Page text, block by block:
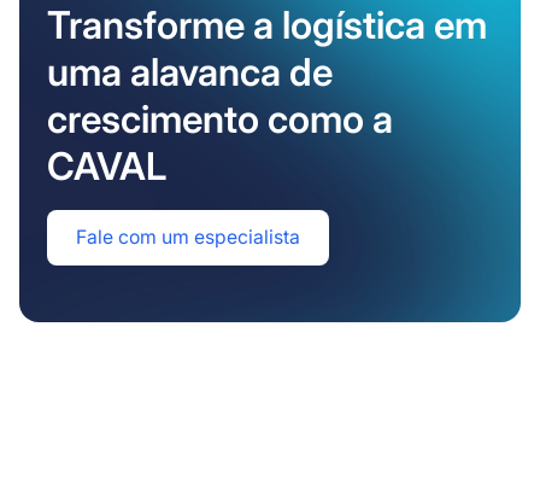
Transforme a logística em
uma alavanca de
crescimento como a
CAVAL
Fale com um especialista